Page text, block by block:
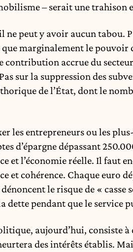
– serait une trahison
peut y avoir aucun tabou.
marginalement le pouvoir
contribution accrue du
sur la suppression des
de l’État, dont le
les entrepreneurs ou les
d’épargne dépassant
et l’économie réelle. Il faut
et cohérence. Chaque euro
le risque de «
dette pendant que le service
aujourd’hui, consiste
des intérêts établis.